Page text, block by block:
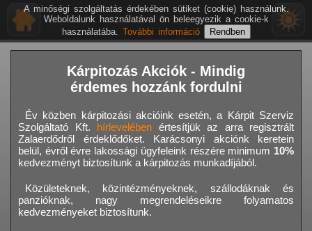
Kárpitozás Akciók - Mindig
érdemes hozzánk fordulni
Év közben kárpitozási akcióink esetén, a Kárpit Szerviz
Szolgáltató Kft. hírlevelében értesítjük az arra regisztrált
Zalaerdődről érdeklődőket. Karácsonyi akciónk keretein
belül, évről évre lakossági ügyfeleink részére minimum 10%
kedvezményt biztosítunk a kárpitozás munkadíjából.
Közületeknek, közintézményeknek, szállodáknak és
panzióknak, nagy megrendeléseikre folyamatos
kedvezményeket biztosítunk.
A minőségi szolgáltatás érdekében sütiket (cookie) használunk.
Weboldalunk használatával ön beleegyezik a cookie-k
használatába. További információ